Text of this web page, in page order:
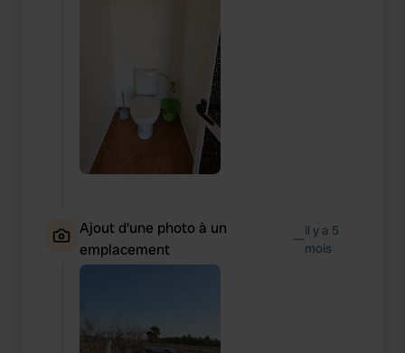
Ajout d'une photo à un
emplacement
—il y a 5
mois